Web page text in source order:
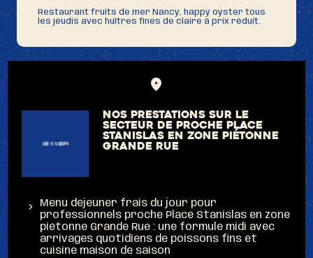
Restaurant fruits de mer Nancy, happy oyster tous
les jeudis avec huîtres fines de claire à prix réduit.
Nos prestations sur le
secteur de proche Place
Stanislas en zone piétonne
Grande Rue
Menu déjeuner frais du jour pour
professionnels proche Place Stanislas en zone
piétonne Grande Rue : une formule midi avec
arrivages quotidiens de poissons fins et
cuisine maison de saison